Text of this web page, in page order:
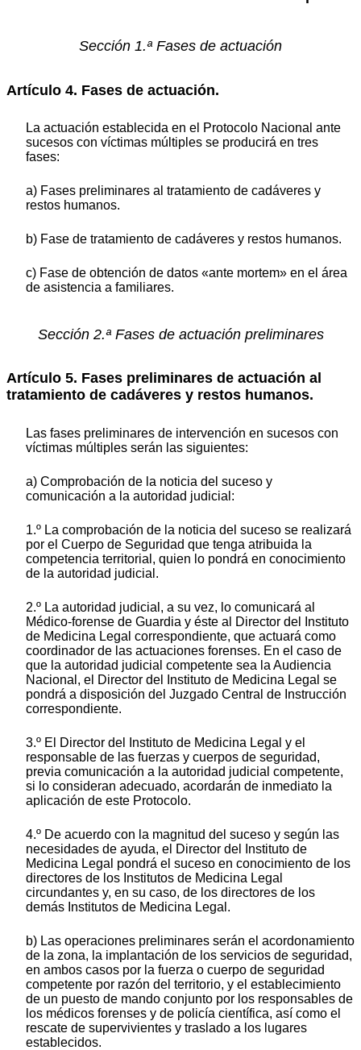
Sección 1.ª Fases de actuación
Artículo 4. Fases de actuación.
La actuación establecida en el Protocolo Nacional ante
sucesos con víctimas múltiples se producirá en tres
fases:
a) Fases preliminares al tratamiento de cadáveres y
restos humanos.
b) Fase de tratamiento de cadáveres y restos humanos.
c) Fase de obtención de datos «ante mortem» en el área
de asistencia a familiares.
Sección 2.ª Fases de actuación preliminares
Artículo 5. Fases preliminares de actuación al
tratamiento de cadáveres y restos humanos.
Las fases preliminares de intervención en sucesos con
víctimas múltiples serán las siguientes:
a) Comprobación de la noticia del suceso y
comunicación a la autoridad judicial:
1.º La comprobación de la noticia del suceso se realizará
por el Cuerpo de Seguridad que tenga atribuida la
competencia territorial, quien lo pondrá en conocimiento
de la autoridad judicial.
2.º La autoridad judicial, a su vez, lo comunicará al
Médico-forense de Guardia y éste al Director del Instituto
de Medicina Legal correspondiente, que actuará como
coordinador de las actuaciones forenses. En el caso de
que la autoridad judicial competente sea la Audiencia
Nacional, el Director del Instituto de Medicina Legal se
pondrá a disposición del Juzgado Central de Instrucción
correspondiente.
3.º El Director del Instituto de Medicina Legal y el
responsable de las fuerzas y cuerpos de seguridad,
previa comunicación a la autoridad judicial competente,
si lo consideran adecuado, acordarán de inmediato la
aplicación de este Protocolo.
4.º De acuerdo con la magnitud del suceso y según las
necesidades de ayuda, el Director del Instituto de
Medicina Legal pondrá el suceso en conocimiento de los
directores de los Institutos de Medicina Legal
circundantes y, en su caso, de los directores de los
demás Institutos de Medicina Legal.
b) Las operaciones preliminares serán el acordonamiento
de la zona, la implantación de los servicios de seguridad,
en ambos casos por la fuerza o cuerpo de seguridad
competente por razón del territorio, y el establecimiento
de un puesto de mando conjunto por los responsables de
los médicos forenses y de policía científica, así como el
rescate de supervivientes y traslado a los lugares
establecidos.